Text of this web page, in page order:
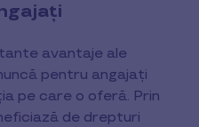
avantaje ale
pentru angajați
pe care o oferă. Prin
de drepturi